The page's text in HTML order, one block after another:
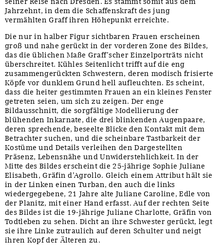
Jahrzehnt, in dem die Schaffenskraft des jung
vermählten Graff ihren Höhepunkt erreichte.
Die nur in halber Figur sichtbaren Frauen erscheinen
groß und nahe gerückt in der vorderen Zone des Bildes,
das die üblichen Maße Graff’scher Einzelporträts nicht
überschreitet. Kühles Seitenlicht trifft auf die eng
zusammengerückten Schwestern, deren modisch frisierte
Köpfe vor dunklem Grund hell aufleuchten. Es scheint,
dass die heiter gestimmten Frauen an ein kleines Fenster
getreten seien, um sich zu zeigen. Der enge
Bildausschnitt, die sorgfältige Modellierung der
blühenden Inkarnate, die drei blinkenden Augenpaare,
deren sprechende, beseelte Blicke den Kontakt mit dem
Betrachter suchen, und die scheinbare Tastbarkeit der
Kostüme und Details verleihen den Dargestellten
Präsenz, Lebensnähe und Unwiderstehlichkeit. In der
Mitte des Bildes erscheint die 25-jährige Sophie Juliane
Elisabeth, Gräfin d’Agrollo. Gleich einem Attribut hält sie
in der Linken einen Turban, den auch die links
wiedergegebene, 21 Jahre alte Juliane Caroline, Edle von
der Planitz, mit einer Hand erfasst. Auf der rechten Seite
des Bildes ist die 19-jährige Juliane Charlotte, Gräfin von
Todtleben zu sehen. Dicht an ihre Schwester gerückt, legt
sie ihre Linke zutraulich auf deren Schulter und neigt
ihren Kopf der Älteren zu.